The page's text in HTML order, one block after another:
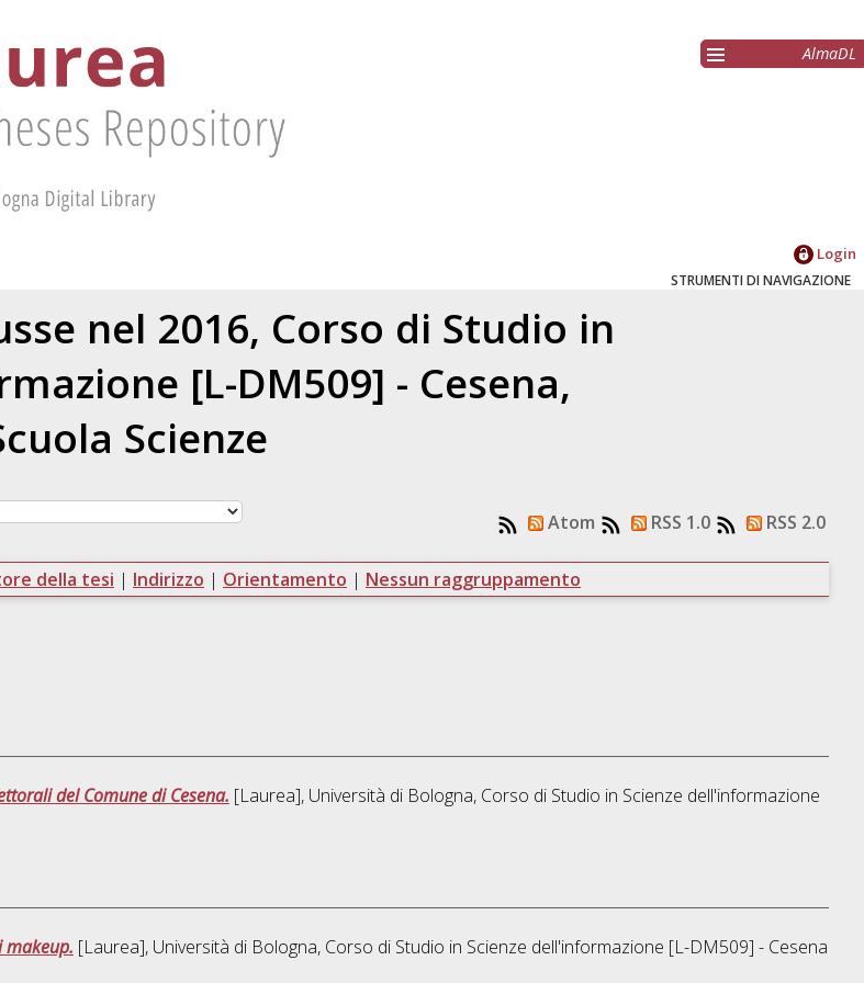
AlmaDL
Login
STRUMENTI DI NAVIGAZIONE
nel 2016, Corso di Studio in
[L-DM509] - Cesena,
Scienze
Atom RSS 1.0 RSS 2.0
della tesi | Indirizzo | Orientamento | Nessun raggruppamento
del Comune di Cesena. [Laurea], Università di Bologna, Corso di Studio in Scienze dell'informazione
makeup. [Laurea], Università di Bologna, Corso di Studio in Scienze dell'informazione [L-DM509] - Cesena